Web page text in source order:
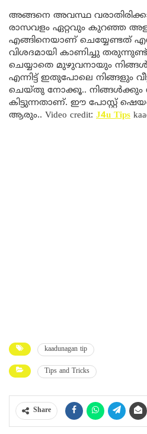
അങ്ങനെ അവസ്ഥ
രാസവളം ഏറ്റവും കുറഞ്ഞ
എങ്ങിനെയാണ് ചെയ്യേണ്ടത്
വിശദമായി കാണിച്ചു
ചെയ്യാതെ മുഴുവനായും
എന്നിട്ട് ഇതുപോലെ നിങ്ങളും
ചെയ്തു നോക്കൂ.. നിങ്ങൾക്കും
കിട്ടുന്നതാണ്. ഈ പോസ്റ്റ്
ആരും.. Video credit: J4u Tips
kaadunagan tip
Tips and Tricks
Share